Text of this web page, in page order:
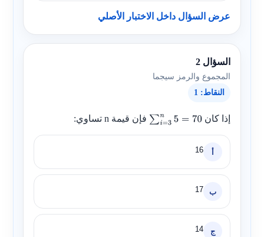
عرض السؤال داخل الاختبار الأصلي
السؤال 2
المجموع والرمز سيجما
النقاط: 1
إذا كان ∑i=3n5 =70 فإن قيمة nتساوي:
أ 16
ب 17
ج 14